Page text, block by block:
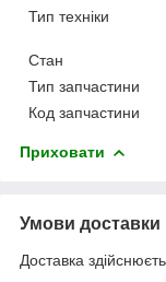
Тип техніки
Стан
Тип запчастини
Код запчастини
Приховати
Умови доставки
Доставка